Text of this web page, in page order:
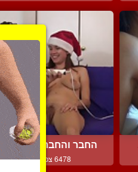
החבר והחברה
6478 צפיות | 3 המלצות